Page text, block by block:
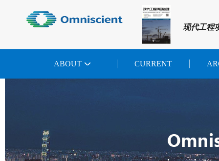
现代工程
ABOUT CURRENT